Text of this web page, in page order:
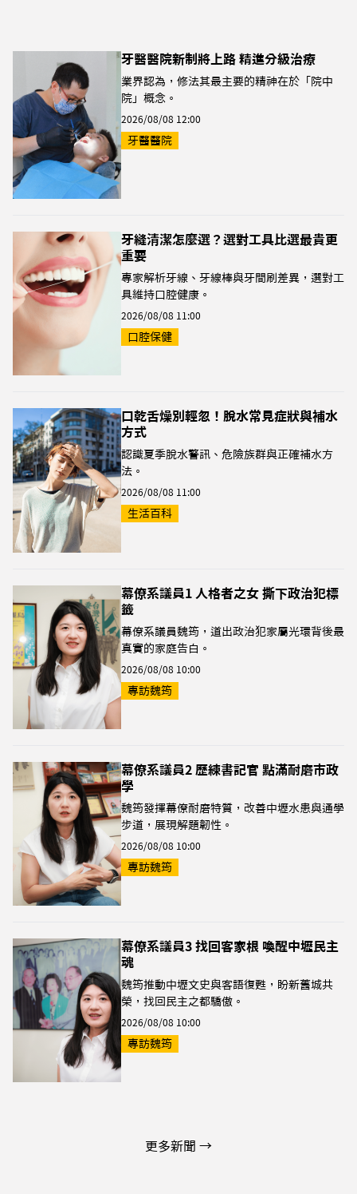
牙醫醫院新制將上路 精進分級治療
業界認為，修法其最主要的精神在於「院中
院」概念。
2026/08/08 12:00
牙醫醫院
牙縫清潔怎麼選？選對工具比選最貴更
重要
專家解析牙線、牙線棒與牙間刷差異，選對工
具維持口腔健康。
2026/08/08 11:00
口腔保健
口乾舌燥別輕忽！脫水常見症狀與補水
方式
認識夏季脫水警訊、危險族群與正確補水方
法。
2026/08/08 11:00
生活百科
幕僚系議員1 人格者之女 撕下政治犯標
籤
幕僚系議員魏筠，道出政治犯家屬光環背後最
真實的家庭告白。
2026/08/08 10:00
專訪魏筠
幕僚系議員2 歷練書記官 點滿耐磨市政
學
魏筠發揮幕僚耐磨特質，改善中壢水患與通學
步道，展現解題韌性。
2026/08/08 10:00
專訪魏筠
幕僚系議員3 找回客家根 喚醒中壢民主
魂
魏筠推動中壢文史與客語復甦，盼新舊城共
榮，找回民主之都驕傲。
2026/08/08 10:00
專訪魏筠
更多新聞 →